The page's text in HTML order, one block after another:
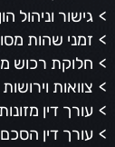
גישור וניהול
זמני שהות
חלוקת רכוש
צוואות וירושות
עורך דין מזונות
עורך דין